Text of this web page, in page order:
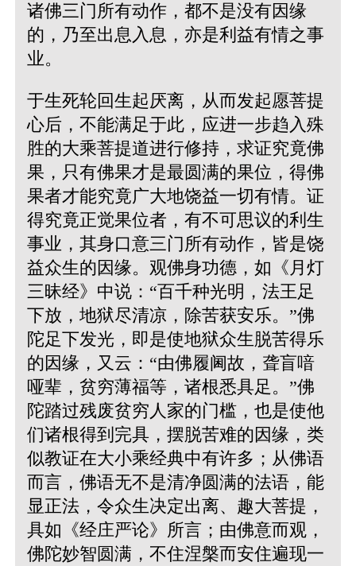
诸佛三门所有动作，都不是没有因缘
的，乃至出息入息，亦是利益有情之事
业。
于生死轮回生起厌离，从而发起愿菩提
心后，不能满足于此，应进一步趋入殊
胜的大乘菩提道进行修持，求证究竟佛
果，只有佛果才是最圆满的果位，得佛
果者才能究竟广大地饶益一切有情。证
得究竟正觉果位者，有不可思议的利生
事业，其身口意三门所有动作，皆是饶
益众生的因缘。观佛身功德，如《月灯
三昧经》中说：“百千种光明，法王足
下放，地狱尽清凉，除苦获安乐。”佛
陀足下发光，即是使地狱众生脱苦得乐
的因缘，又云：“由佛履阃故，聋盲喑
哑辈，贫穷薄福等，诸根悉具足。”佛
陀踏过残废贫穷人家的门槛，也是使他
们诸根得到完具，摆脱苦难的因缘，类
似教证在大小乘经典中有许多；从佛语
而言，佛语无不是清净圆满的法语，能
显正法，令众生决定出离、趣大菩提，
具如《经庄严论》所言；由佛意而观，
佛陀妙智圆满，不住涅槃而安住遍现一